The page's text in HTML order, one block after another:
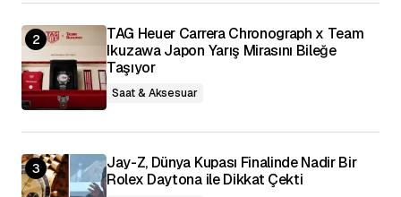
TAG Heuer Carrera Chronograph x Team
Ikuzawa Japon Yarış Mirasını Bileğe
Taşıyor
Saat & Aksesuar
Jay-Z, Dünya Kupası Finalinde Nadir Bir
Rolex Daytona ile Dikkat Çekti